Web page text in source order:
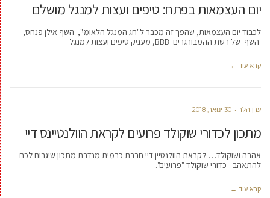
יום העצמאות בפתח: טיפים ועצות למנגל מושלם
לכבוד יום העצמאות, שהפך זה מכבר ל"חג המנגל הלאומי", השף אילן פנחס,
השף של רשת ההמבורגרים BBB, מעניק טיפים ועצות למנגל
קרא עוד ←
ערן הלר 30 ינואר, 2018
מתכון לכדורי שוקולד פרועים לקראת הוולנטיינס דיי
אהבה ושוקולד… לקראת הוולנטיין דיי חברת כרמית מנדבת מתכון שיגרום לכם
להתאהב –כדורי שוקולד "פרועים".
קרא עוד ←